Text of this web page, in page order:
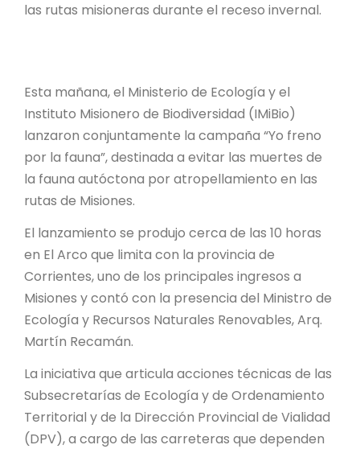
REPOSITORIO
las rutas misioneras durante el receso invernal.
Esta mañana, el Ministerio de Ecología y el
Instituto Misionero de Biodiversidad (IMiBio)
lanzaron conjuntamente la campaña “Yo freno
por la fauna”, destinada a evitar las muertes de
la fauna autóctona por atropellamiento en las
rutas de Misiones.
El lanzamiento se produjo cerca de las 10 horas
en El Arco que limita con la provincia de
Corrientes, uno de los principales ingresos a
Misiones y contó con la presencia del Ministro de
Ecología y Recursos Naturales Renovables, Arq.
Martín Recamán.
La iniciativa que articula acciones técnicas de las
Subsecretarías de Ecología y de Ordenamiento
Territorial y de la Dirección Provincial de Vialidad
(DPV), a cargo de las carreteras que dependen